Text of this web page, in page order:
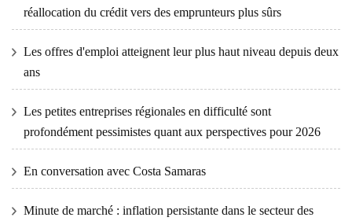
réallocation du crédit vers des emprunteurs plus sûrs
Les offres d'emploi atteignent leur plus haut niveau depuis deux
ans
Les petites entreprises régionales en difficulté sont
profondément pessimistes quant aux perspectives pour 2026
En conversation avec Costa Samaras
Minute de marché : inflation persistante dans le secteur des